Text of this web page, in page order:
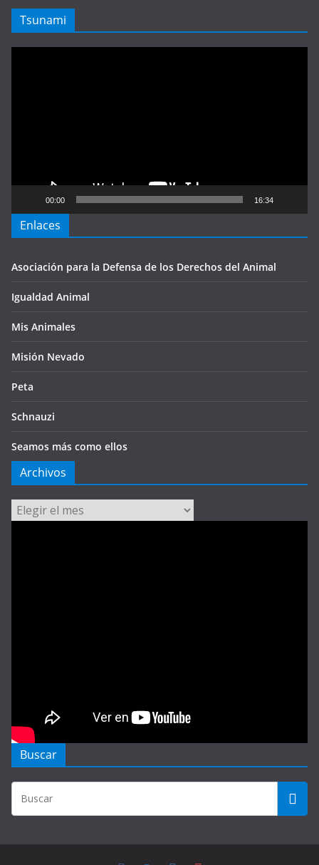
Tsunami
00:00 16:34
Enlaces
Asociación para la Defensa de los Derechos del Animal
Igualdad Animal
Mis Animales
Misión Nevado
Peta
Schnauzi
Seamos más como ellos
Archivos
Archivos
Buscar